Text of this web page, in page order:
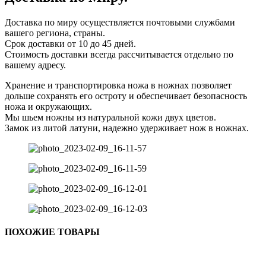
Доставка по миру осуществляется почтовыми службами
вашего региона, страны.
Срок доставки от 10 до 45 дней.
Стоимость доставки всегда рассчитывается отдельно по
вашему адресу.
Хранение и транспортировка ножа в ножнах позволяет
дольше сохранять его остроту и обеспечивает безопасность
ножа и окружающих.
Мы шьем ножны из натуральной кожи двух цветов.
Замок из литой латуни, надежно удерживает нож в ножнах.
ПОХОЖИЕ ТОВАРЫ